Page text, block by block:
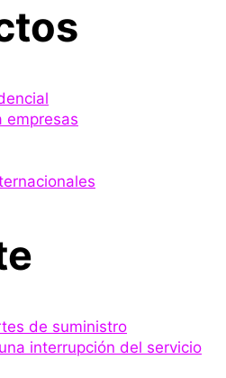
empresas
de suministro
interrupción del servicio